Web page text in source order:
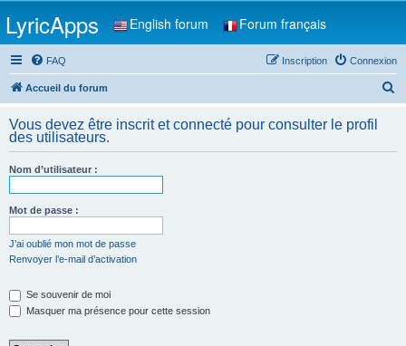
LyricApps English forum Forum français
FAQ Connexion
Inscription
Accueil du forum
h
Vous devez être inscrit et connecté pour consulter le profil
des utilisateurs.
Nom d’utilisateur :
Mot de passe :
J’ai oublié mon mot de passe
Renvoyer l’e-mail d’activation
Se souvenir de moi
Masquer ma présence pour cette session